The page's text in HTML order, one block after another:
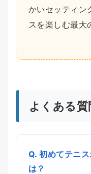
かいセッティン
スを楽しむ最大
よくある質
Q. 初めてテニ
は？